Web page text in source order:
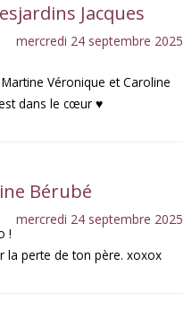
Jacques
mercredi 24 septembre 2025
Véronique et Caroline
dans le cœur ♥️
Bérubé
mercredi 24 septembre 2025
!
la perte de ton père. xoxox